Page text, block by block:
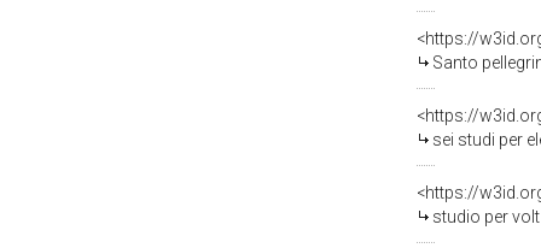
<https://
Santo
<https://
sei studi per
<https://
studio per volta